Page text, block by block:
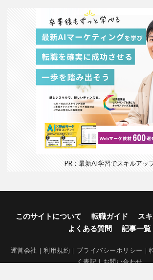
PR：最新AI学習でスキルアッ
このサイトについて 転職ガイド
ス
よくある質問
記事一覧
運営会社 ｜ 利用規約 ｜ プライバシーポリシー ｜
く表記｜お問い合わせ